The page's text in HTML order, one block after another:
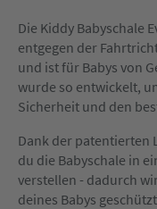
Die Kiddy Babyschale
entgegen der
und ist für Babys von
wurde so entwickelt,
Sicherheit und den
Dank der patentierten
du die Babyschale in
verstellen - dadurch
deines Babys